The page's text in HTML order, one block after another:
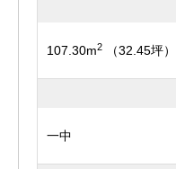
107.30m2 （32.45坪）
一中